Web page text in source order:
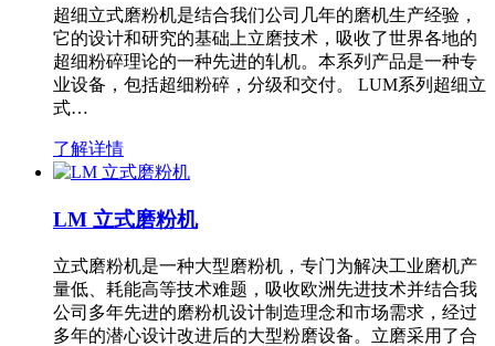
超细立式磨粉机是结合我们公司几年的磨机生产经验，
它的设计和研究的基础上立磨技术，吸收了世界各地的
超细粉碎理论的一种先进的轧机。本系列产品是一种专
业设备，包括超细粉碎，分级和交付。 LUM系列超细立
式…
了解详情
LM 立式磨粉机
立式磨粉机是一种大型磨粉机，专门为解决工业磨机产
量低、耗能高等技术难题，吸收欧洲先进技术并结合我
公司多年先进的磨粉机设计制造理念和市场需求，经过
多年的潜心设计改进后的大型粉磨设备。立磨采用了合